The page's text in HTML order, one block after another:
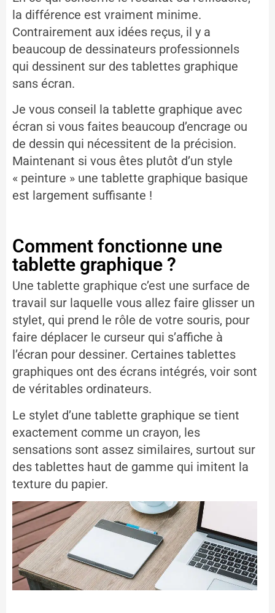
la différence est vraiment minime.
Contrairement aux idées reçus, il y a
beaucoup de dessinateurs professionnels
qui dessinent sur des tablettes graphique
sans écran.
Je vous conseil la tablette graphique avec
écran si vous faites beaucoup d’encrage ou
de dessin qui nécessitent de la précision.
Maintenant si vous êtes plutôt d’un style
« peinture » une tablette graphique basique
est largement suffisante !
Comment fonctionne une
tablette graphique ?
Une tablette graphique c’est une surface de
travail sur laquelle vous allez faire glisser un
stylet, qui prend le rôle de votre souris, pour
faire déplacer le curseur qui s’affiche à
l’écran pour dessiner. Certaines tablettes
graphiques ont des écrans intégrés, voir sont
de véritables ordinateurs.
Le stylet d’une tablette graphique se tient
exactement comme un crayon, les
sensations sont assez similaires, surtout sur
des tablettes haut de gamme qui imitent la
texture du papier.